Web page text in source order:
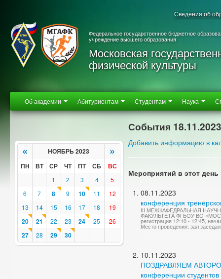
Сведения об
Федеральное государственное бюджетное
учреждение высшего образования
Московская
физической культуры
Об академии Абитуриентам Студентам Наука
« НОЯБРЬ 2023 »
ПН ВТ СР ЧТ ПТ СБ ВС
1 2 3 4
5
6
7 8 9 10 11
12
13
14 15 16 17 18 19
20 21 22 23 24 25 26
27 28 29 30
События 18.11.2023
Добавить информацию в
Мероприятий в этот день
08.11.2023
конференция
III МЕЖКАФЕДРАЛЬНАЯ
ФАКУЛЬТЕТА ФГБОУ ВО
регистрация 12:10 - 12:45,
Место проведения: зал
10.11.2023
ПОЗДРАВЛЯЕМ
конференции студентов